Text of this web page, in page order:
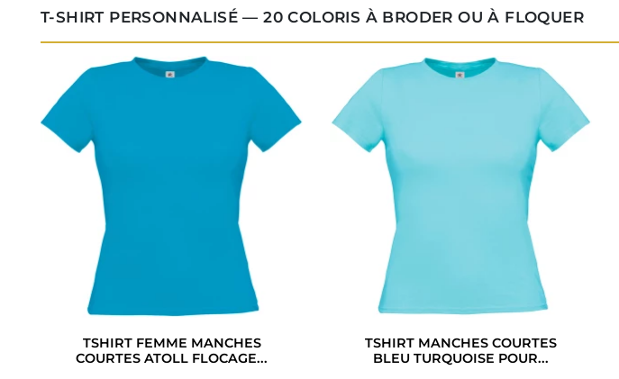
T-SHIRT PERSONNALISÉ — 20 COLORIS À BRODER OU À FLOQUER
TSHIRT FEMME MANCHES
COURTES ATOLL FLOCAGE...
TSHIRT MANCHES COURTES
BLEU TURQUOISE POUR...